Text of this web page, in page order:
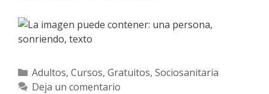
Categorías
Adultos, Cursos, Gratuitos, Sociosanitaria
Deja un comentario